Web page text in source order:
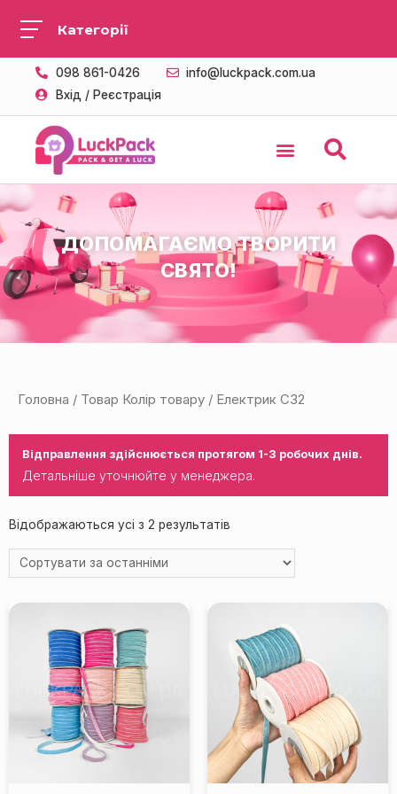
098 861-0426
info@luckpack.com.ua
Вхід / Реєстрація
ДОПОМАГАЄМО ТВОРИТИ
СВЯТО!
Головна / Товар Колір товару / Електрик С32
Відправлення здійснюється протягом 1-3 робочих днів.
Детальніше уточнюйте у менеджера.
Відображаються усі з 2 результатів